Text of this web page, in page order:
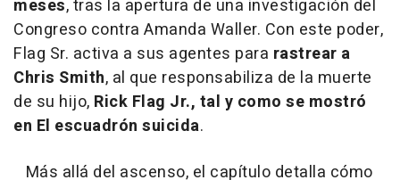
meses, tras la apertura de una investigación del
Congreso contra Amanda Waller. Con este poder,
Flag Sr. activa a sus agentes para rastrear a
Chris Smith, al que responsabiliza de la muerte
de su hijo, Rick Flag Jr., tal y como se mostró
en El escuadrón suicida.
Más allá del ascenso, el capítulo detalla cómo